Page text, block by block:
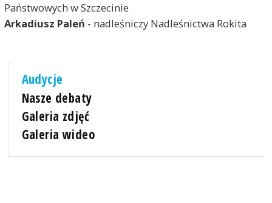
Państwowych w Szczecinie
Arkadiusz Paleń - nadleśniczy Nadleśnictwa Rokita
Audycje
Nasze debaty
Galeria zdjęć
Galeria wideo